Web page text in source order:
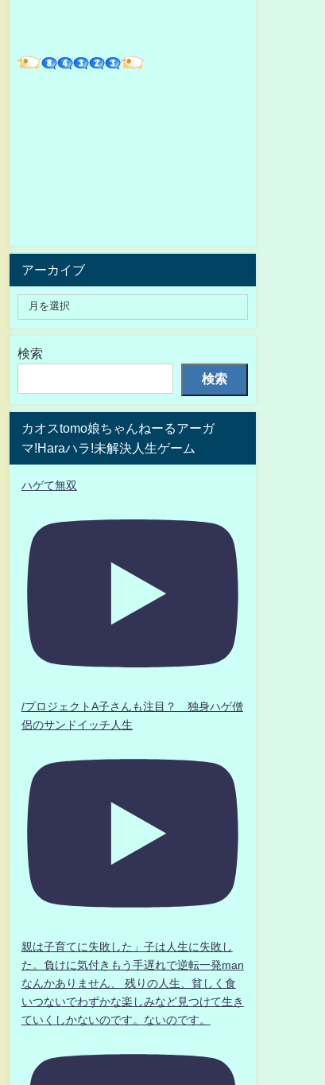
アーカイブ
検索
検索
カオスtomo娘ちゃんねーるアーガ
マ!Haraハラ!未解決人生ゲーム
ハゲて無双
/プロジェクトA子さんも注目？ 独身ハゲ僧
侶のサンドイッチ人生
親は子育てに失敗した」子は人生に失敗し
た。負けに気付きもう手遅れで逆転一発man
なんかありません、 残りの人生、貧しく食
いつないでわずかな楽しみなど見つけて生き
ていくしかないのです。ないのです。